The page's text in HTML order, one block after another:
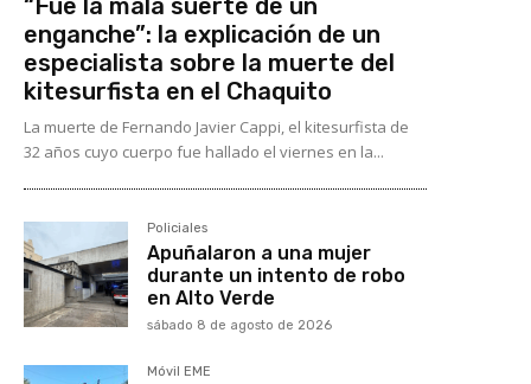
“Fue la mala suerte de un
enganche”: la explicación de un
especialista sobre la muerte del
kitesurfista en el Chaquito
La muerte de Fernando Javier Cappi, el kitesurfista de
32 años cuyo cuerpo fue hallado el viernes en la...
Policiales
Apuñalaron a una mujer
durante un intento de robo
en Alto Verde
sábado 8 de agosto de 2026
Móvil EME